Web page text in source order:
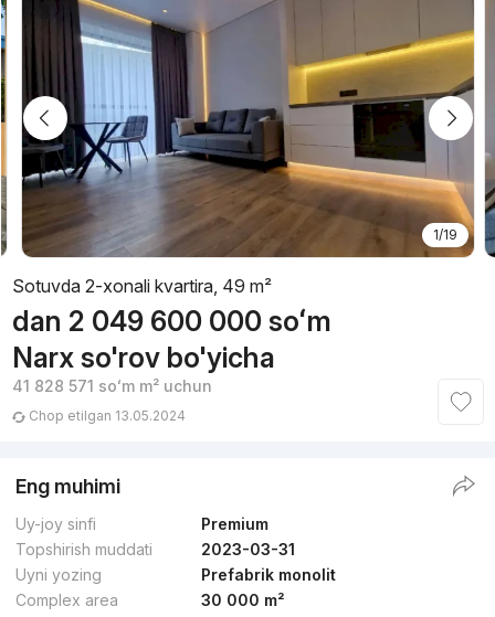
1/19
Sotuvda 2-xonali kvartira, 49 m²
dan 2 049 600 000 soʻm
Narx so'rov bo'yicha
41 828 571 soʻmm² uchun
Chop etilgan 13.05.2024
Eng muhimi
Uy-joy sinfi
Premium
Topshirish muddati
2023-03-31
Uyni yozing
Prefabrik monolit
Complex area
30 000 m²